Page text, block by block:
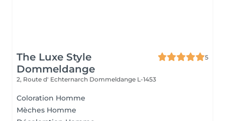
The Luxe Style
Dommeldange
5
2, Route d' Echternarch Dommeldange L-1453
Coloration Homme
Mèches Homme